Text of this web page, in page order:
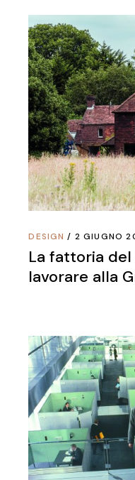
DESIGN 2 GIUGNO
La fattoria
lavorare alla